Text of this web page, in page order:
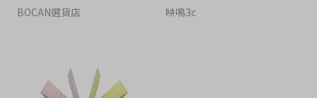
BOCAN選貨店 映鳴3c